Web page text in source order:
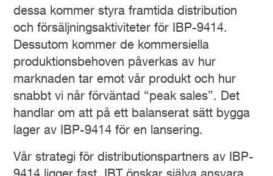
dessa kommer styra framtida distribution
och försäljningsaktiviteter för IBP-9414.
Dessutom kommer de kommersiella
produktionsbehoven påverkas av hur
marknaden tar emot vår produkt och hur
snabbt vi når förväntad “peak sales”. Det
handlar om att på ett balanserat sätt bygga
lager av IBP-9414 för en lansering.
Vår strategi för distributionspartners av IBP-